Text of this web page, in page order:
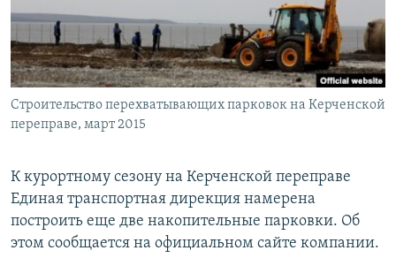
ПОБЕДИТЕЛЕЙ НЕ СУДЯТ?
КРЫМ.НЕПОКОРЕННЫЙ
ELIFBE
УКРАИНСКАЯ ПРОБЛЕМА КРЫМА
ПРИСОЕДИНЯЙТЕСЬ!
Все сайты RFE/RL
Строительство перехватывающих парковок на Керченской
переправе, март 2015
К курортному сезону на Керченской переправе
Единая транспортная дирекция намерена
построить еще две накопительные парковки. Об
этом сообщается на официальном сайте компании.